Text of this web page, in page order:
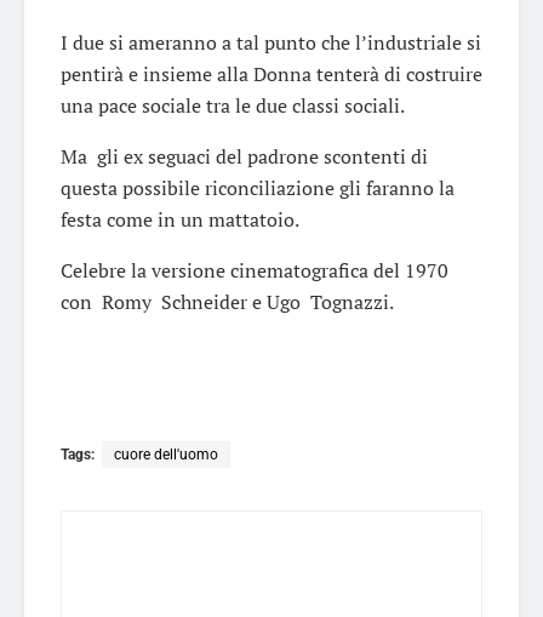
I due si ameranno a tal punto che l’industriale si
pentirà e insieme alla Donna tenterà di costruire
una pace sociale tra le due classi sociali.
Ma gli ex seguaci del padrone scontenti di
questa possibile riconciliazione gli faranno la
festa come in un mattatoio.
Celebre la versione cinematografica del 1970
con Romy Schneider e Ugo Tognazzi.
Tags: cuore dell'uomo